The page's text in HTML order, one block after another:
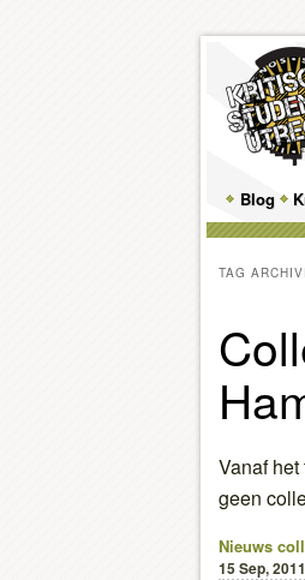
Main
menu
Skip
to
content
Skip
to
content
Blog
TAG
Vanaf
geen
Nieuws
15 Sep, 2011